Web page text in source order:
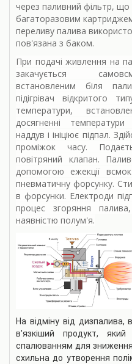
через паливний фільтр, що
багаторазовим
переливу палива
пов'язана з баком.
При подачі живлення на
закачується
встановленим біля
підігрівач відкритого
температури,
досягненні
наддув і ініціює підпал.
проміжок часу.
повітряний клапан.
допомогою ежекції
пневматичну форсунку.
в форсунки. Електроди
процес згоряння
наявністю полум'я.
На відміну від дизпалива,
в'язкіший продукт, який
спалюванням для
схильна до утворення